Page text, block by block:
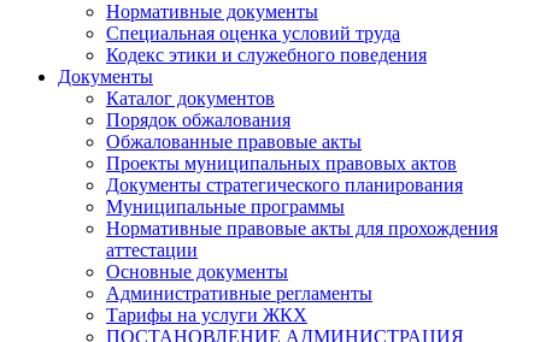
Нормативные документы
Специальная оценка условий труда
Кодекс этики и служебного поведения
Документы
Каталог документов
Порядок обжалования
Обжалованные правовые акты
Проекты муниципальных правовых актов
Документы стратегического планирования
Муниципальные программы
Нормативные правовые акты для прохождения
аттестации
Основные документы
Административные регламенты
Тарифы на услуги ЖКХ
ПОСТАНОВЛЕНИЕ АДМИНИСТРАЦИЯ